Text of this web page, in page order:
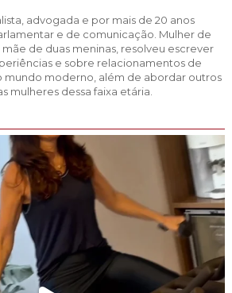
advogada e por mais de 20 anos
e de comunicação. Mulher de
de duas meninas, resolveu escrever
e sobre relacionamentos de
mundo moderno, além de abordar outros
mulheres dessa faixa etária.